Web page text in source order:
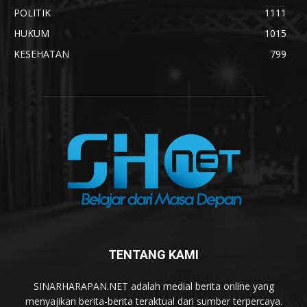
POLITIK
1111
HUKUM
1015
KESEHATAN
799
TENTANG KAMI
SINARHARAPAN.NET adalah medial berita online yang
menyajikan berita-berita teraktual dari sumber terpercaya.